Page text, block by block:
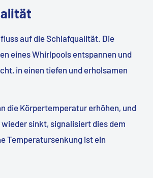
auf die Schlafqualität. Die
eines Whirlpools entspannen und
in einen tiefen und erholsamen
die Körpertemperatur erhöhen, und
sinkt, signalisiert dies dem
Temperatursenkung ist ein